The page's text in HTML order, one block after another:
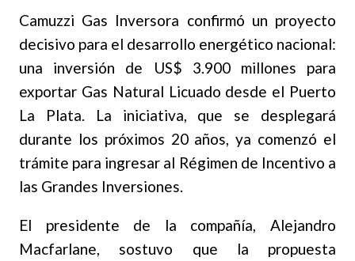
Camuzzi Gas Inversora confirmó un proyecto
decisivo para el desarrollo energético nacional:
una inversión de US$ 3.900 millones para
exportar Gas Natural Licuado desde el Puerto
La Plata. La iniciativa, que se desplegará
durante los próximos 20 años, ya comenzó el
trámite para ingresar al Régimen de Incentivo a
las Grandes Inversiones.
El presidente de la compañía, Alejandro
Macfarlane, sostuvo que la propuesta